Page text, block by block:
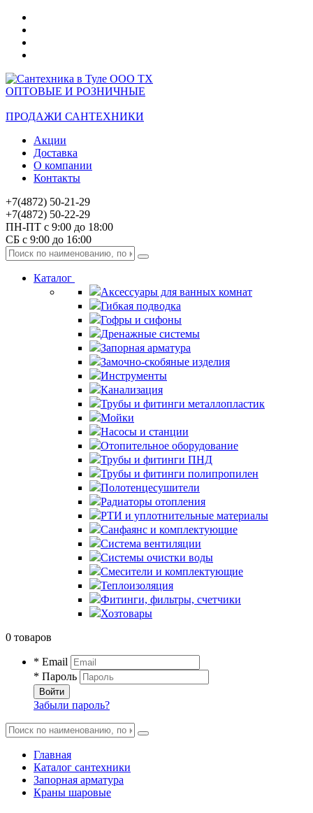
ОПТОВЫЕ И РОЗНИЧНЫЕ
ПРОДАЖИ САНТЕХНИКИ
Акции
Доставка
О компании
Контакты
+7(4872) 50-21-29
+7(4872) 50-22-29
ПН-ПТ с 9:00 до 18:00
СБ с 9:00 до 16:00
Каталог
Аксессуары для ванных комнат
Гибкая подводка
Гофры и сифоны
Дренажные системы
Запорная арматура
Замочно-скобяные изделия
Инструменты
Канализация
Трубы и фитинги металлопластик
Мойки
Насосы и станции
Отопительное оборудование
Трубы и фитинги ПНД
Трубы и фитинги полипропилен
Полотенцесушители
Радиаторы отопления
РТИ и уплотнительные материалы
Санфаянс и комплектующие
Система вентиляции
Системы очистки воды
Смесители и комплектующие
Теплоизоляция
Фитинги, фильтры, счетчики
Хозтовары
0 товаров
* Email
* Пароль
Войти
Забыли пароль?
Главная
Каталог сантехники
Запорная арматура
Краны шаровые